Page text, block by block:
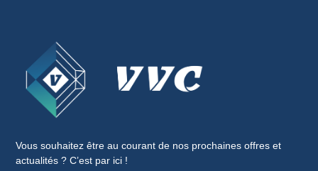
Vous souhaitez être au courant de nos prochaines offres et
actualités ? C’est par ici !